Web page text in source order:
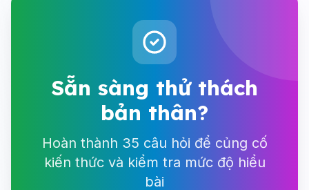
Sẵn sàng thử thách
bản thân?
Hoàn thành 35 câu hỏi để củng cố
kiến thức và kiểm tra mức độ hiểu
bài